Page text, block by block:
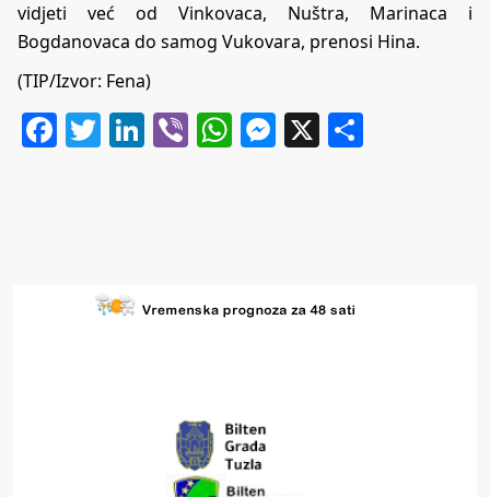
vidjeti već od Vinkovaca, Nuštra, Marinaca i
Bogdanovaca do samog Vukovara, prenosi Hina.
(TIP/Izvor: Fena)
Facebook
Twitter
LinkedIn
ViberWhatsApp
Messenger
X